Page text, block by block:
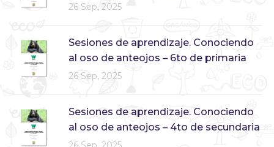
26 Sep, 2025
Sesiones de aprendizaje. Conociendo
al oso de anteojos – 6to de primaria
26 Sep, 2025
Sesiones de aprendizaje. Conociendo
al oso de anteojos – 4to de secundaria